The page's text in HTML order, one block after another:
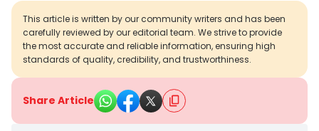
This article is written by our community writers and has been
carefully reviewed by our editorial team. We strive to provide
the most accurate and reliable information, ensuring high
standards of quality, credibility, and trustworthiness.
Share Article